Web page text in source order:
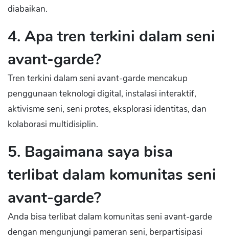
diabaikan.
4. Apa tren terkini dalam seni
avant-garde?
Tren terkini dalam seni avant-garde mencakup
penggunaan teknologi digital, instalasi interaktif,
aktivisme seni, seni protes, eksplorasi identitas, dan
kolaborasi multidisiplin.
5. Bagaimana saya bisa
terlibat dalam komunitas seni
avant-garde?
Anda bisa terlibat dalam komunitas seni avant-garde
dengan mengunjungi pameran seni, berpartisipasi